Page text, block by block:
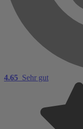
4.65 Sehr gut